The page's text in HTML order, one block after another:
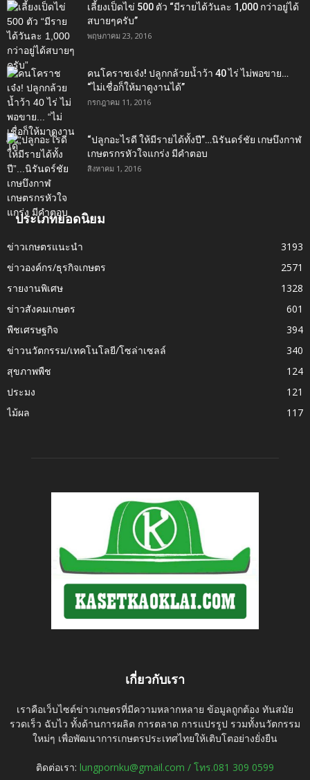
เลี้ยงเป็ดไข่ 500 ตัว “มีรายได้วันละ 1,000 กว่าอยู่ได้
สบายๆครับ”
พฤษภาคม 23, 2016
คนโคราชเจ๋ง! ปลูกกล้วยน้ำว้า 40 ไร่ ไม่พอขาย…
“ไม่เชื่อก็ให้มาดูงานได้”‬
กรกฎาคม 11, 2016
“ปลูกอะไรดี ให้มีรายได้ทั้งปี”…นิรันดร์ชัย เกษบึงกาฬ
เกษตรกรหัวใจแกร่ง มีคำตอบ
สิงหาคม 1, 2016
ประเภทยอดนิยม
ข่าวเกษตรแนะนำ
3193
ข่าวองค์กร/ธุรกิจเกษตร
2571
รายงานพิเศษ
1328
ข่าวสังคมเกษตร
601
พืชเศรษฐกิจ
394
ข่าวนวัตกรรม/เทคโนโลยี/โซล่าเซลล์
340
สุขภาพพืช
124
ประมง
121
ไม้ผล
117
เกี่ยวกับเรา
เราคือเว็บไซต์ข่าวเกษตรที่มีความหลากหลาย ข้อมูลถูกต้อง ทันสมัย
รวดเร็ว ฉับไว ทั้งด้านการผลิต การตลาด การแปรรูป รวมทั้งนวัตกรรม
ใหม่ๆ เพื่อพัฒนาการเกษตรประเทศไทยให้เติบโตอย่างยั่งยืน
ติดต่อเรา: lungpornku@gmail.com / โทร.081 309 0599